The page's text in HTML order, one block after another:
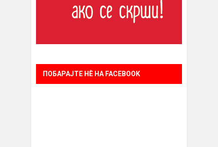
ПОБАРАЈТЕ НÈ НА FACEBOOK